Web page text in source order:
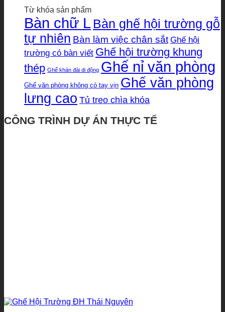
Từ khóa sản phẩm
Bàn chữ L Bàn ghế hội trường gỗ
tự nhiên Bàn làm việc chân sắt Ghế hội
trường có bàn viết Ghế hội trường khung
thép Ghế khán đài di động Ghế nỉ văn phòng
Ghế văn phòng không có tay vịn Ghế văn phòng
lưng cao Tủ treo chìa khóa
CÔNG TRÌNH DỰ ÁN THỰC TẾ